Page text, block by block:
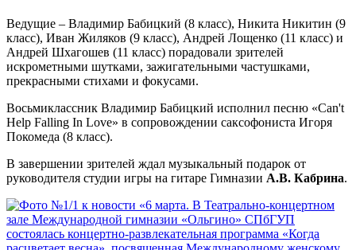
Ведущие – Владимир Бабицкий (8 класс), Никита Никитин (9
класс), Иван Жиляков (9 класс), Андрей Лощенко (11 класс) и
Андрей Шхагошев (11 класс) порадовали зрителей
искрометными шутками, зажигательными частушками,
прекрасными стихами и фокусами.
Восьмиклассник Владимир Бабицкий исполнил песню «Can't
Help Falling In Love» в сопровождении саксофониста Игоря
Покомеда (8 класс).
В завершении зрителей ждал музыкальный подарок от
руководителя студии игры на гитаре Гимназии А.В. Кабрина.